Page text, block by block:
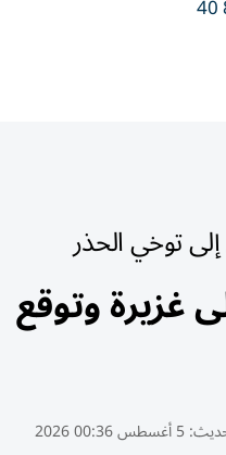
توخي الحذر
غزيرة وتوقع
5 أغسطس 00:36 2026